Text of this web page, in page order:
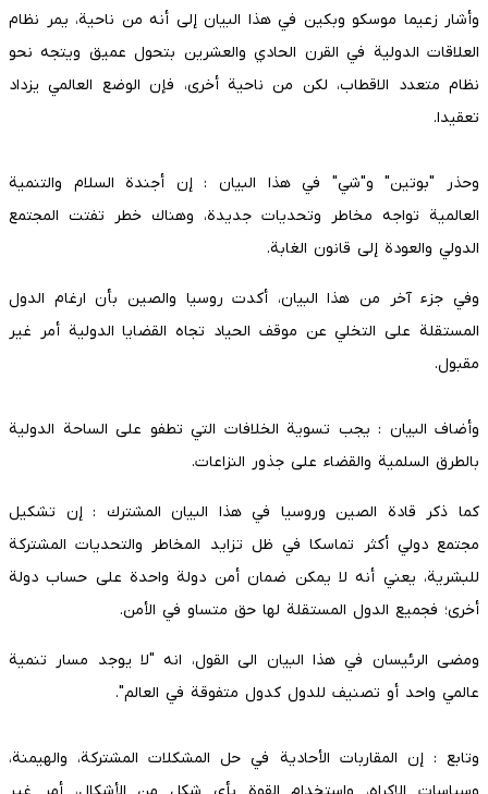
وأشار زعيما موسكو وبكين في هذا البيان إلى أنه من ناحية، يمر نظام
العلاقات الدولية في القرن الحادي والعشرين بتحول عميق ويتجه نحو
نظام متعدد الاقطاب، لكن من ناحية أخرى، فإن الوضع العالمي يزداد
تعقيدا.
وحذر "بوتين" و"شي" في هذا البيان : إن أجندة السلام والتنمية
العالمية تواجه مخاطر وتحديات جديدة، وهناك خطر تفتت المجتمع
الدولي والعودة إلى قانون الغابة.
وفي جزء آخر من هذا البيان، أكدت روسيا والصين بأن ارغام الدول
المستقلة على التخلي عن موقف الحياد تجاه القضايا الدولية أمر غير
مقبول.
وأضاف البيان : يجب تسوية الخلافات التي تطفو على الساحة الدولية
بالطرق السلمية والقضاء على جذور النزاعات.
كما ذكر قادة الصين وروسيا في هذا البيان المشترك : إن تشكيل
مجتمع دولي أكثر تماسكا في ظل تزايد المخاطر والتحديات المشتركة
للبشرية، يعني أنه لا يمكن ضمان أمن دولة واحدة على حساب دولة
أخرى؛ فجميع الدول المستقلة لها حق متساو في الأمن.
ومضى الرئيسان في هذا البيان الى القول، انه "لا يوجد مسار تنمية
عالمي واحد أو تصنيف للدول كدول متفوقة في العالم".
وتابع : إن المقاربات الأحادية في حل المشكلات المشتركة، والهيمنة،